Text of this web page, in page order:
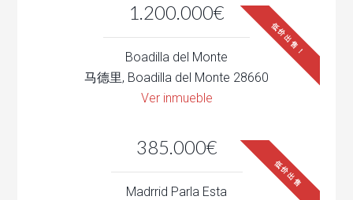
1.200.000€
低价出售！
Boadilla del Monte
马德里, Boadilla del Monte 28660
Ver inmueble
385.000€
低价出售
Madrrid Parla Esta